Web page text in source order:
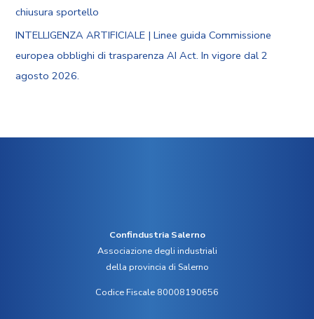
chiusura sportello
INTELLIGENZA ARTIFICIALE | Linee guida Commissione
europea obblighi di trasparenza AI Act. In vigore dal 2
agosto 2026.
Confindustria Salerno
Associazione degli industriali
della provincia di Salerno
Codice Fiscale 80008190656